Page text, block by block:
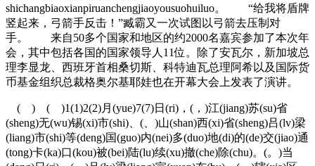
shichangbiaoxianpiruanchengjiaoyousuohuiluo。 “给我将盾牌
竖起来，弓箭手反击！”臧霸又一次试图以弓箭去压制对
手。 来自50多个国家和地区的约2000名嘉宾参加了本次年
会，其中包括各国的国家领导人11位。除了安瓦尔，新加坡总
理李显龙、西班牙首相桑切斯、科特迪瓦总理阿希以及国际货
币基金组织总裁格奥尔基耶娃也在开幕大会上发表了演讲。
( ) ( )1(1)2(2)月(yue)7(7)日(ri)，(，)江(jiang)苏(su)省
(sheng)无(wu)锡(xi)市(shi)、(、)山(shan)西(xi)省(sheng)吕(lv)梁
(liang)市(shi)等(deng)国(guo)内(nei)多(duo)地(di)的(de)交(jiao)通
(tong)卡(ka)口(kou)被(bei)陆(lu)续(xu)撤(che)除(chu)。(。)当